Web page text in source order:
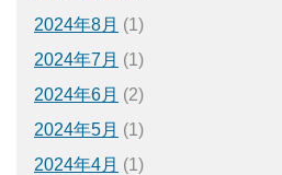
2024年8月 (1)
2024年7月 (1)
2024年6月 (2)
2024年5月 (1)
2024年4月 (1)